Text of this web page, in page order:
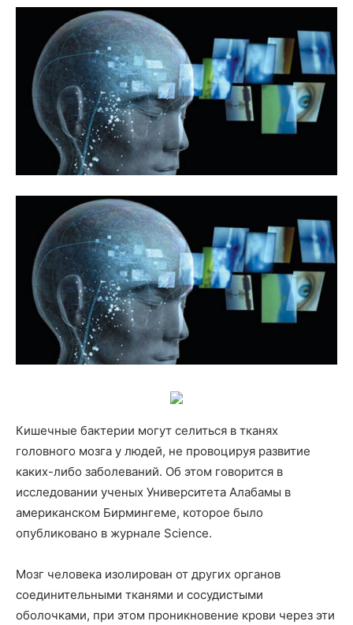
Кишечные бактерии могут селиться в тканях
головного мозга у людей, не провоцируя развитие
каких-либо заболеваний. Об этом говорится в
исследовании ученых Университета Алабамы в
американском Бирмингеме, которое было
опубликовано в журнале Science.
Мозг человека изолирован от других органов
соединительными тканями и сосудистыми
оболочками, при этом проникновение крови через эти